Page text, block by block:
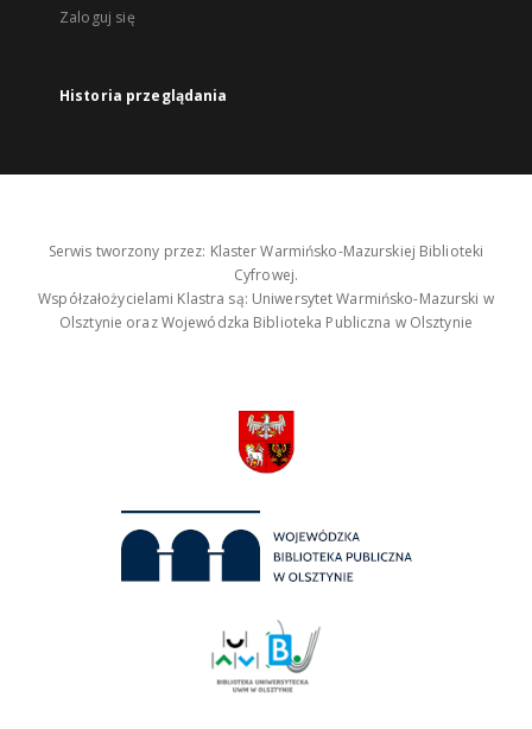
Zaloguj się
Historia przeglądania
Serwis tworzony przez: Klaster Warmińsko-Mazurskiej Biblioteki
Cyfrowej.
Współzałożycielami Klastra są: Uniwersytet Warmińsko-Mazurski w
Olsztynie oraz Wojewódzka Biblioteka Publiczna w Olsztynie